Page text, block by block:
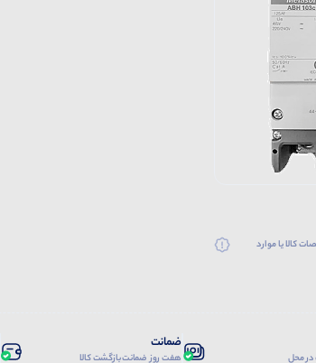
کالا یا موارد
در محل
ضمانت
هفت روز ضمانت بازگشت کالا